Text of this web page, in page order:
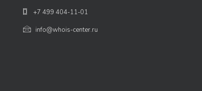
+7 499 404-11-01
info@whois-center.ru